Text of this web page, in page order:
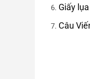
Giấy
Câu